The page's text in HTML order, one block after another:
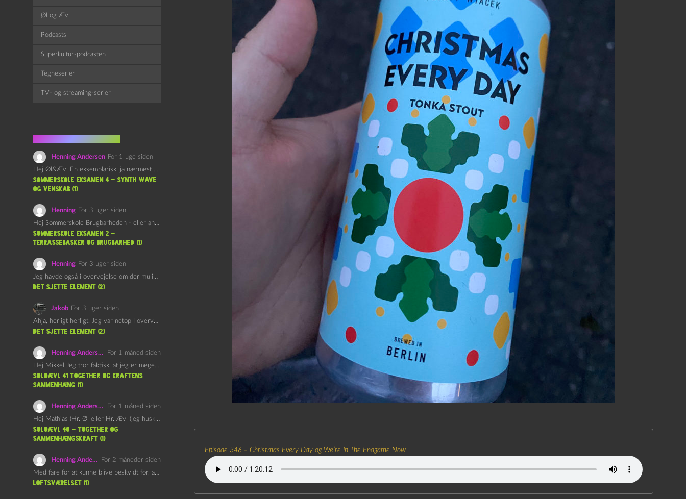
Episode 346 – Christmas Every Day og We’re In The Endgame Now
Øl og Ævl
Podcasts
Superkultur-podcasten
Tegneserier
TV- og streaming-serier
Henning Andersen For 1 uge siden
Hej Øl&Ævl En eksemplarisk, ja nærmest yndefuld, afslutning på SOMMERSKOLEN.…
Sommerskole Eksamen 4 – Synth Wave
og Venskab (1)
Henning For 3 uger siden
Hej Sommerskole Brugbarheden - eller anvendeligheden - af "Øl&Ævl" er…
Sommerskole Eksamen 2 –
Terrassebasker og Brugbarhed (1)
Henning For 3 uger siden
Jeg havde også i overvejelse om der muligvis kunne være…
det sjette element (2)
Jakob For 3 uger siden
Ahja, herligt herligt. Jeg var netop I overvejelser om at…
det sjette element (2)
Henning Andersen
For 1 måned siden
Hej Mikkel Jeg tror faktisk, at jeg er meget enig…
Soloævl 41 Together og Kraftens
Sammenhæng (1)
Henning Andersen
For 1 måned siden
Hej Mathias (Hr. Øl eller Hr. Ævl (jeg husker ikke…
Soloævl 40 – Together og
sammenhængskraft (1)
Henning Andersen
For 2 måneder siden
Med fare for at kunne blive beskyldt for, at være…
Loftsværelset (1)